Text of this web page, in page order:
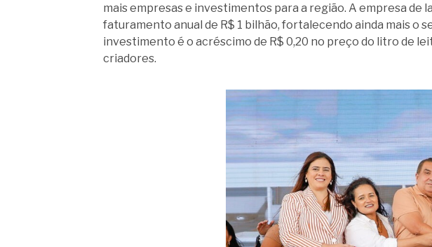
mais empresas e investimentos para a região. A empresa
faturamento anual de R$ 1 bilhão, fortalecendo ainda mais o
investimento é o acréscimo de R$ 0,20 no preço do litro de
criadores.